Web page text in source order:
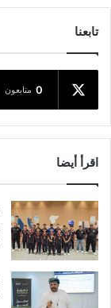
تابعنا
0 متابعون
اقرأ أيضا